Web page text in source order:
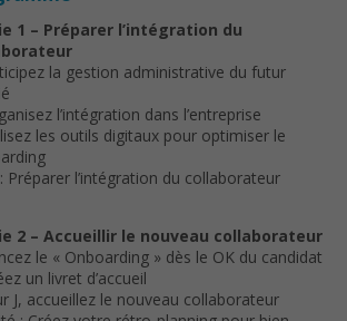
1 – Préparer l’intégration du
la gestion administrative du futur
l’intégration dans l’entreprise
les outils digitaux pour optimiser le
Préparer l’intégration du collaborateur
2 – Accueillir le nouveau collaborateur
le « Onboarding » dès le OK du candidat
un livret d’accueil
J, accueillez le nouveau collaborateur